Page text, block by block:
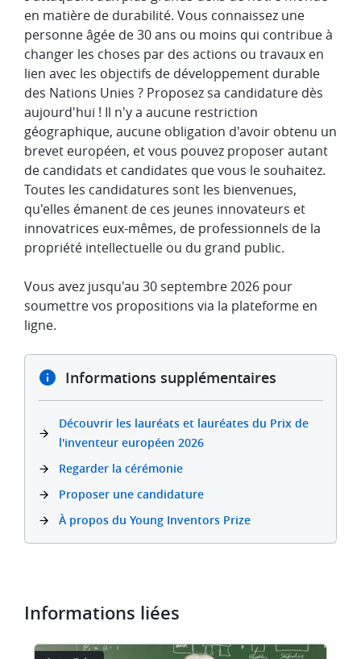
en matière de durabilité. Vous connaissez une
personne âgée de 30 ans ou moins qui contribue à
changer les choses par des actions ou travaux en
lien avec les objectifs de développement durable
des Nations Unies ? Proposez sa candidature dès
aujourd'hui ! Il n'y a aucune restriction
géographique, aucune obligation d'avoir obtenu un
brevet européen, et vous pouvez proposer autant
de candidats et candidates que vous le souhaitez.
Toutes les candidatures sont les bienvenues,
qu'elles émanent de ces jeunes innovateurs et
innovatrices eux-mêmes, de professionnels de la
propriété intellectuelle ou du grand public.
Vous avez jusqu'au 30 septembre 2026 pour
soumettre vos propositions via la plateforme en
ligne.
Informations supplémentaires
Découvrir les lauréats et lauréates du Prix de
l'inventeur européen 2026
Regarder la cérémonie
Proposer une candidature
À propos du Young Inventors Prize
Informations liées
Image